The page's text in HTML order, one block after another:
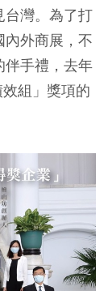
台灣。為了打
外商展，不
伴手禮，去年
組」獎項的